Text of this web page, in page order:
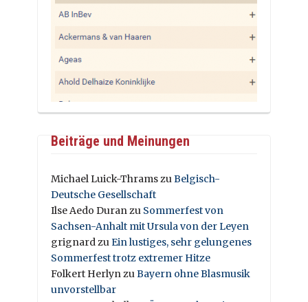
Beiträge und Meinungen
Michael Luick-ThramszuBelgisch-
Deutsche Gesellschaft
Ilse Aedo Duranzu Sommerfest von
Sachsen-Anhalt mit Ursula von der Leyen
grignardzuEin lustiges, sehr gelungenes
Sommerfest trotz extremer Hitze
Folkert HerlynzuBayern ohne Blasmusik
unvorstellbar